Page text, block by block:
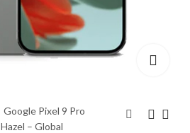
Google Pixel 9 Pro
– Global